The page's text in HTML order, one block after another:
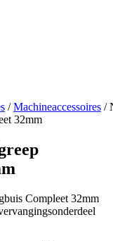
/Machineaccessoires /
32mm
Compleet 32mm